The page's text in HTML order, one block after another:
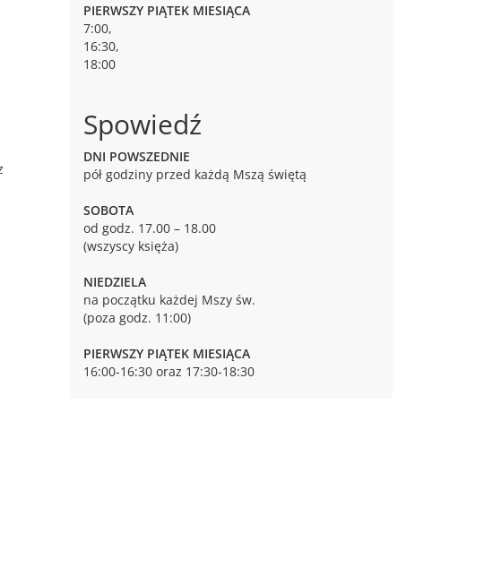
PIERWSZY PIĄTEK MIESIĄCA
7:00,
16:30,
18:00
Spowiedź
DNI POWSZEDNIE
pół godziny przed każdą Mszą świętą
SOBOTA
od godz. 17.00 – 18.00
(wszyscy księża)
NIEDZIELA
na początku każdej Mszy św.
(poza godz. 11:00)
PIERWSZY PIĄTEK MIESIĄCA
16:00-16:30 oraz 17:30-18:30